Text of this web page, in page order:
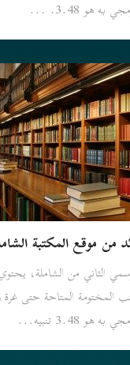
هو 3.48. ...
من موقع المكتبة
3.48 تنبيه...